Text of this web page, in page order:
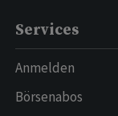
Services
Anmelden
Börsenabos